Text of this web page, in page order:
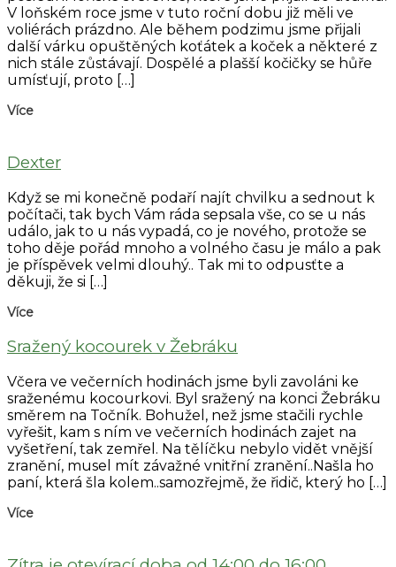
V loňském roce jsme v tuto roční dobu již měli ve
voliérách prázdno. Ale během podzimu jsme přijali
další várku opuštěných koťátek a koček a některé z
nich stále zůstávají. Dospělé a plašší kočičky se hůře
umísťují, proto […]
Více
Dexter
Když se mi konečně podaří najít chvilku a sednout k
počítači, tak bych Vám ráda sepsala vše, co se u nás
událo, jak to u nás vypadá, co je nového, protože se
toho děje pořád mnoho a volného času je málo a pak
je příspěvek velmi dlouhý.. Tak mi to odpusťte a
děkuji, že si […]
Více
Sražený kocourek v Žebráku
Včera ve večerních hodinách jsme byli zavoláni ke
sraženému kocourkovi. Byl sražený na konci Žebráku
směrem na Točník. Bohužel, než jsme stačili rychle
vyřešit, kam s ním ve večerních hodinách zajet na
vyšetření, tak zemřel. Na tělíčku nebylo vidět vnější
zranění, musel mít závažné vnitřní zranění..Našla ho
paní, která šla kolem..samozřejmě, že řidič, který ho […]
Více